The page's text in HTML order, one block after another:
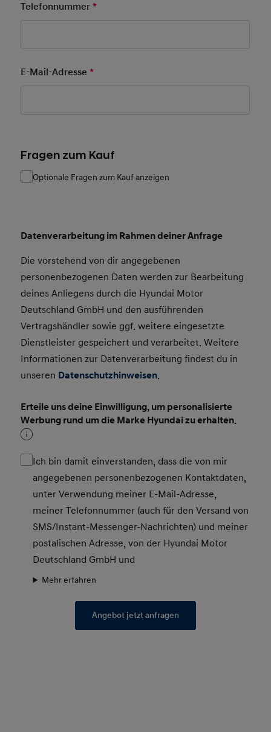
Telefonnummer*
E-Mail-Adresse*
Fragen zum Kauf
Optionale Fragen zum Kauf anzeigen
Datenverarbeitung im Rahmen deiner Anfrage
Die vorstehend von dir angegebenen
personenbezogenen Daten werden zur Bearbeitung
deines Anliegens durch die Hyundai Motor
Deutschland GmbH und den ausführenden
Vertragshändler sowie ggf. weitere eingesetzte
Dienstleister gespeichert und verarbeitet. Weitere
Informationen zur Datenverarbeitung findest du in
unseren Datenschutzhinweisen.
Erteile uns deine Einwilligung, um personalisierte
Werbung rund um die Marke Hyundai zu erhalten.
Ich bin damit einverstanden, dass die von mir
angegebenen personenbezogenen Kontaktdaten,
unter Verwendung meiner E-Mail-Adresse,
meiner Telefonnummer (auch für den Versand von
SMS/Instant-Messenger-Nachrichten) und meiner
postalischen Adresse, von der Hyundai Motor
Deutschland GmbH und
Mehr erfahren
Angebot jetzt anfragen